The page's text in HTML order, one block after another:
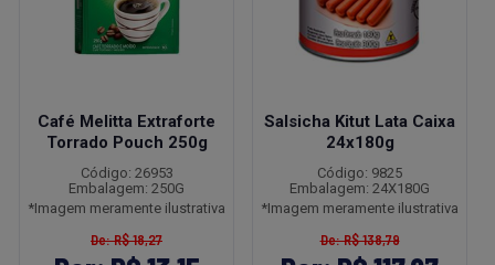
Café Melitta Extraforte
Torrado Pouch 250g
Código: 26953
Embalagem: 250G
*Imagem meramente ilustrativa
De: R$ 18,27
Salsicha Kitut Lata Caixa
24x180g
Código: 9825
Embalagem: 24X180G
*Imagem meramente ilustrativa
De: R$ 138,79